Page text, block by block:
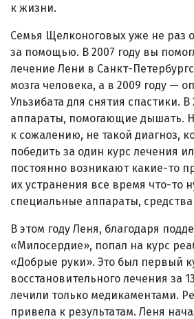
к жизни.
Семья Щелконоговых уже не раз
за помощью. В 2007 году вы
лечение Лени в Санкт-
мозга человека, а в 2009 году —
Ульзибата для снятия спастики. В
аппараты, помогающие дышать.
к сожалению, не такой диагноз,
победить за один курс лечения
постоянно возникают какие-то
их устранения все время что-то
специальные аппараты, средства
В этом году Леня, благодаря
«Милосердие», попал на курс
«Добрые руки». Это был первый
восстановительного лечения за
лечили только медикаментами.
привела к результатам. Леня